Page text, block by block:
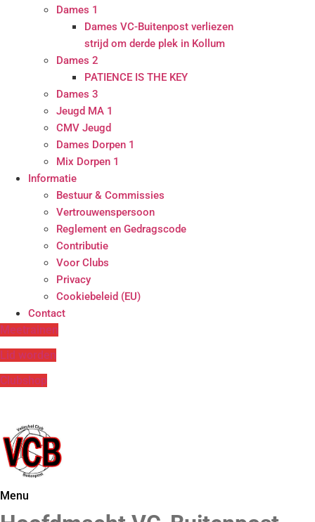
Dames 1
Dames VC-Buitenpost verliezen
strijd om derde plek in Kollum
Dames 2
PATIENCE IS THE KEY
Dames 3
Jeugd MA 1
CMV Jeugd
Dames Dorpen 1
Mix Dorpen 1
Informatie
Bestuur & Commissies
Vertrouwenspersoon
Reglement en Gedragscode
Contributie
Voor Clubs
Privacy
Cookiebeleid (EU)
Contact
Meetrainen
Lid worden
Clubshop
Menu